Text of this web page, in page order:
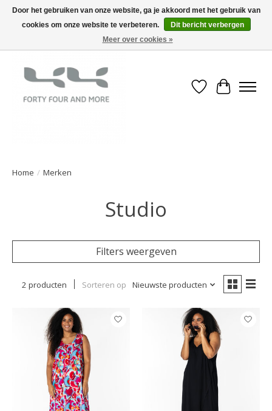
Verlanglijst
Home / Merken
Studio
Filters weergeven
2 producten Sorteren op Nieuwste producten
Door het gebruiken van onze website, ga je akkoord met het gebruik van
cookies om onze website te verbeteren.
Dit bericht verbergen
Meer over cookies »